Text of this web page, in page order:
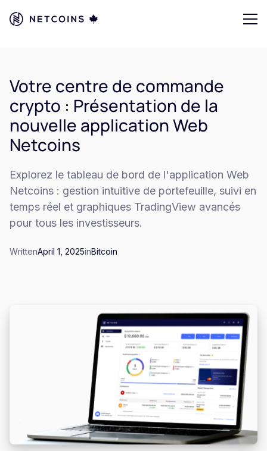
Votre centre de commande
crypto : Présentation de la
nouvelle application Web
Netcoins
Explorez le tableau de bord de l'application Web
Netcoins : gestion intuitive de portefeuille, suivi en
temps réel et graphiques TradingView avancés
pour tous les investisseurs.
WrittenApril 1, 2025inBitcoin